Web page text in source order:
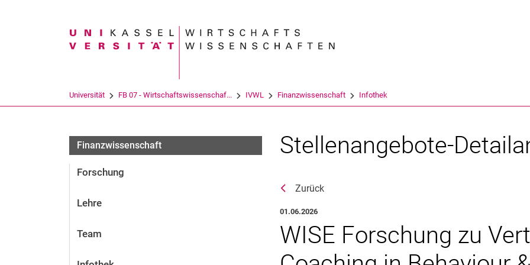
Suchbegriff
Universität FB 07 - Wirtschaftswissenschaf... IVWL Finanzwissenschaft Infothek
Finanzwissenschaft
Forschung
Lehre
Team
Stellenangebote-
Zurück
01.06.2026
WISE Forschung zu